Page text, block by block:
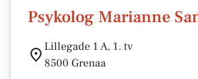
Psykolog Marianne
Lillegade 1 A, 1. tv
8500 Grenaa